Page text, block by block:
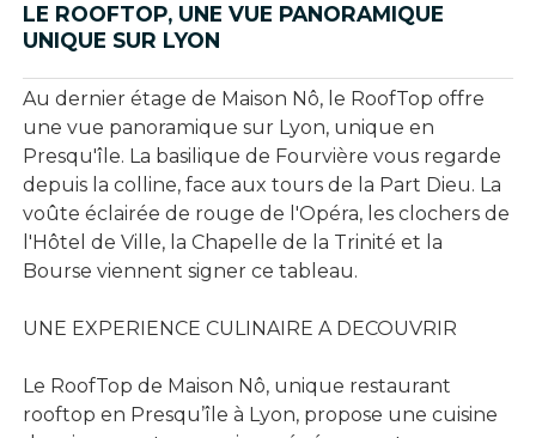
LE ROOFTOP, UNE VUE PANORAMIQUE
UNIQUE SUR LYON
Au dernier étage de Maison Nô, le RoofTop offre
une vue panoramique sur Lyon, unique en
Presqu'île. La basilique de Fourvière vous regarde
depuis la colline, face aux tours de la Part Dieu. La
voûte éclairée de rouge de l'Opéra, les clochers de
l'Hôtel de Ville, la Chapelle de la Trinité et la
Bourse viennent signer ce tableau.
UNE EXPERIENCE CULINAIRE A DECOUVRIR
Le RoofTop de Maison Nô, unique restaurant
rooftop en Presqu’île à Lyon, propose une cuisine